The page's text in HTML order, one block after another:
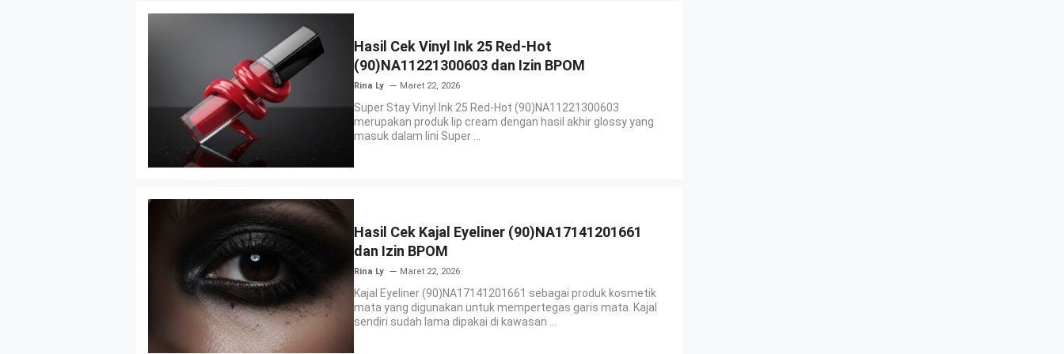
Hasil Cek Vinyl Ink 25 Red-Hot
(90)NA11221300603 dan Izin BPOM
Rina Ly Maret 22, 2026
Super Stay Vinyl Ink 25 Red-Hot (90)NA11221300603
merupakan produk lip cream dengan hasil akhir glossy yang
masuk dalam lini Super ...
Hasil Cek Kajal Eyeliner (90)NA17141201661
dan Izin BPOM
Rina Ly Maret 22, 2026
Kajal Eyeliner (90)NA17141201661 sebagai produk kosmetik
mata yang digunakan untuk mempertegas garis mata. Kajal
sendiri sudah lama dipakai di kawasan ...